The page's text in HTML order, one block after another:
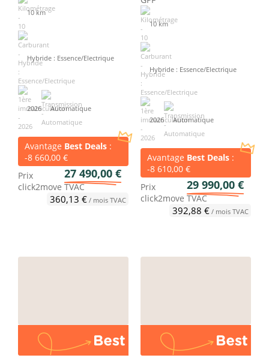
10 km
Hybride : Essence/Electrique
2026 Automatique
Avantage Best Deals :
-8 660,00 €
Prix
click2move
27 490,00 €
TVAC
360,13 €/ mois TVAC
10 km
Hybride : Essence/Electrique
2026 Automatique
Avantage Best Deals :
-8 610,00 €
Prix
click2move
29 990,00 €
TVAC
392,88 €/ mois TVAC